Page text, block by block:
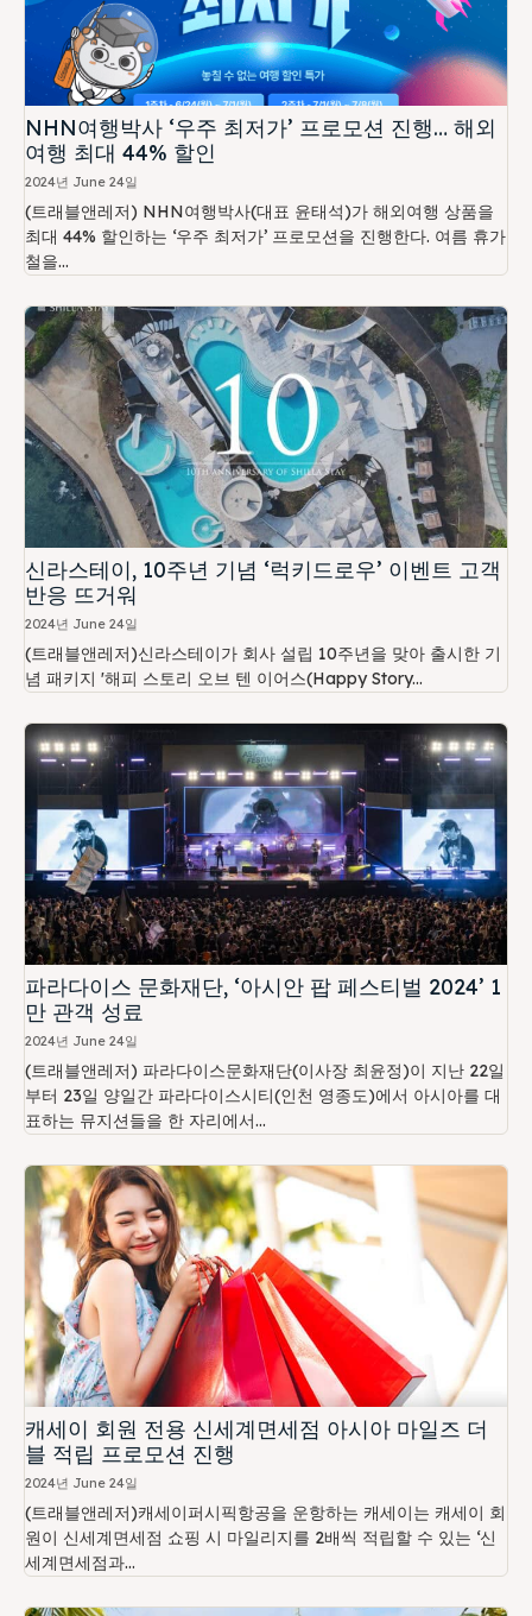
NHN여행박사 ‘우주 최저가’ 프로모션 진행… 해외
여행 최대 44% 할인
2024년 June 24일
(트래블앤레저) NHN여행박사(대표 윤태석)가 해외여행 상품을
최대 44% 할인하는 ‘우주 최저가’ 프로모션을 진행한다. 여름 휴가
철을...
신라스테이, 10주년 기념 ‘럭키드로우’ 이벤트 고객
반응 뜨거워
2024년 June 24일
(트래블앤레저)신라스테이가 회사 설립 10주년을 맞아 출시한 기
념 패키지 '해피 스토리 오브 텐 이어스(Happy Story...
파라다이스 문화재단, ‘아시안 팝 페스티벌 2024’ 1
만 관객 성료
2024년 June 24일
(트래블앤레저) 파라다이스문화재단(이사장 최윤정)이 지난 22일
부터 23일 양일간 파라다이스시티(인천 영종도)에서 아시아를 대
표하는 뮤지션들을 한 자리에서...
캐세이 회원 전용 신세계면세점 아시아 마일즈 더
블 적립 프로모션 진행
2024년 June 24일
(트래블앤레저)캐세이퍼시픽항공을 운항하는 캐세이는 캐세이 회
원이 신세계면세점 쇼핑 시 마일리지를 2배씩 적립할 수 있는 ‘신
세계면세점과...